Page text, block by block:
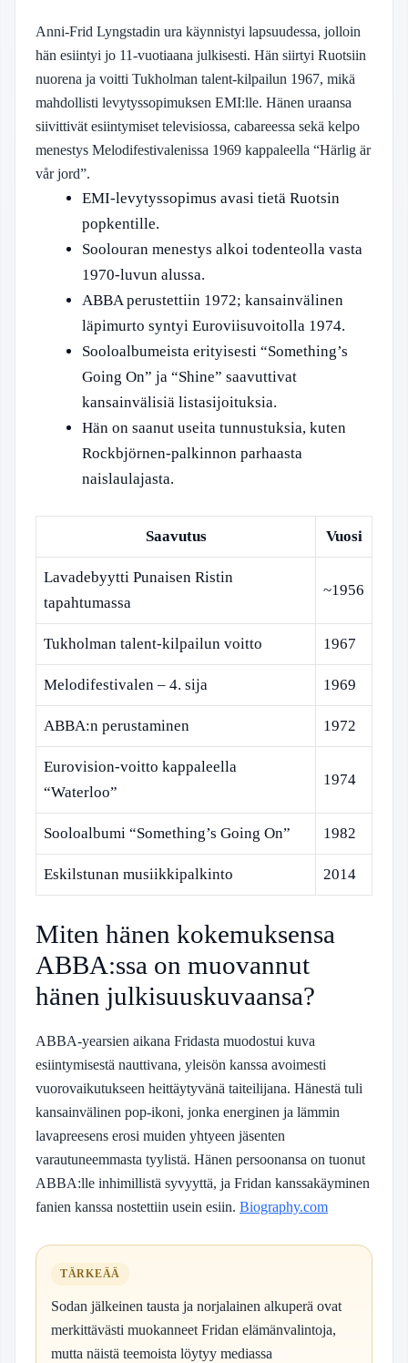
Anni-Frid Lyngstadin ura käynnistyi lapsuudessa, jolloin
hän esiintyi jo 11-vuotiaana julkisesti. Hän siirtyi Ruotsiin
nuorena ja voitti Tukholman talent-kilpailun 1967, mikä
mahdollisti levytyssopimuksen EMI:lle. Hänen uraansa
siivittivät esiintymiset televisiossa, cabareessa sekä kelpo
menestys Melodifestivalenissa 1969 kappaleella “Härlig är
vår jord”.
EMI-levytyssopimus avasi tietä Ruotsin
popkentille.
Soolouran menestys alkoi todenteolla vasta
1970-luvun alussa.
ABBA perustettiin 1972; kansainvälinen
läpimurto syntyi Euroviisuvoitolla 1974.
Sooloalbumeista erityisesti “Something’s
Going On” ja “Shine” saavuttivat
kansainvälisiä listasijoituksia.
Hän on saanut useita tunnustuksia, kuten
Rockbjörnen-palkinnon parhaasta
naislaulajasta.
Saavutus Vuosi
Lavadebyytti Punaisen Ristin
tapahtumassa
~1956
Tukholman talent-kilpailun voitto 1967
Melodifestivalen – 4. sija 1969
ABBA:n perustaminen 1972
Eurovision-voitto kappaleella
“Waterloo”
1974
Sooloalbumi “Something’s Going On” 1982
Eskilstunan musiikkipalkinto 2014
Miten hänen kokemuksensa
ABBA:ssa on muovannut
hänen julkisuuskuvaansa?
ABBA-yearsien aikana Fridasta muodostui kuva
esiintymisestä nauttivana, yleisön kanssa avoimesti
vuorovaikutukseen heittäytyvänä taiteilijana. Hänestä tuli
kansainvälinen pop-ikoni, jonka energinen ja lämmin
lavapreesens erosi muiden yhtyeen jäsenten
varautuneemmasta tyylistä. Hänen persoonansa on tuonut
ABBA:lle inhimillistä syvyyttä, ja Fridan kanssakäyminen
fanien kanssa nostettiin usein esiin. Biography.com
TÄRKEÄÄ
Sodan jälkeinen tausta ja norjalainen alkuperä ovat
merkittävästi muokanneet Fridan elämänvalintoja,
mutta näistä teemoista löytyy mediassa